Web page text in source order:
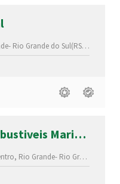
Rio Grande do Sul(RS) ,96200010
Marine
Rio Grande- Rio Grande do Sul(RS)